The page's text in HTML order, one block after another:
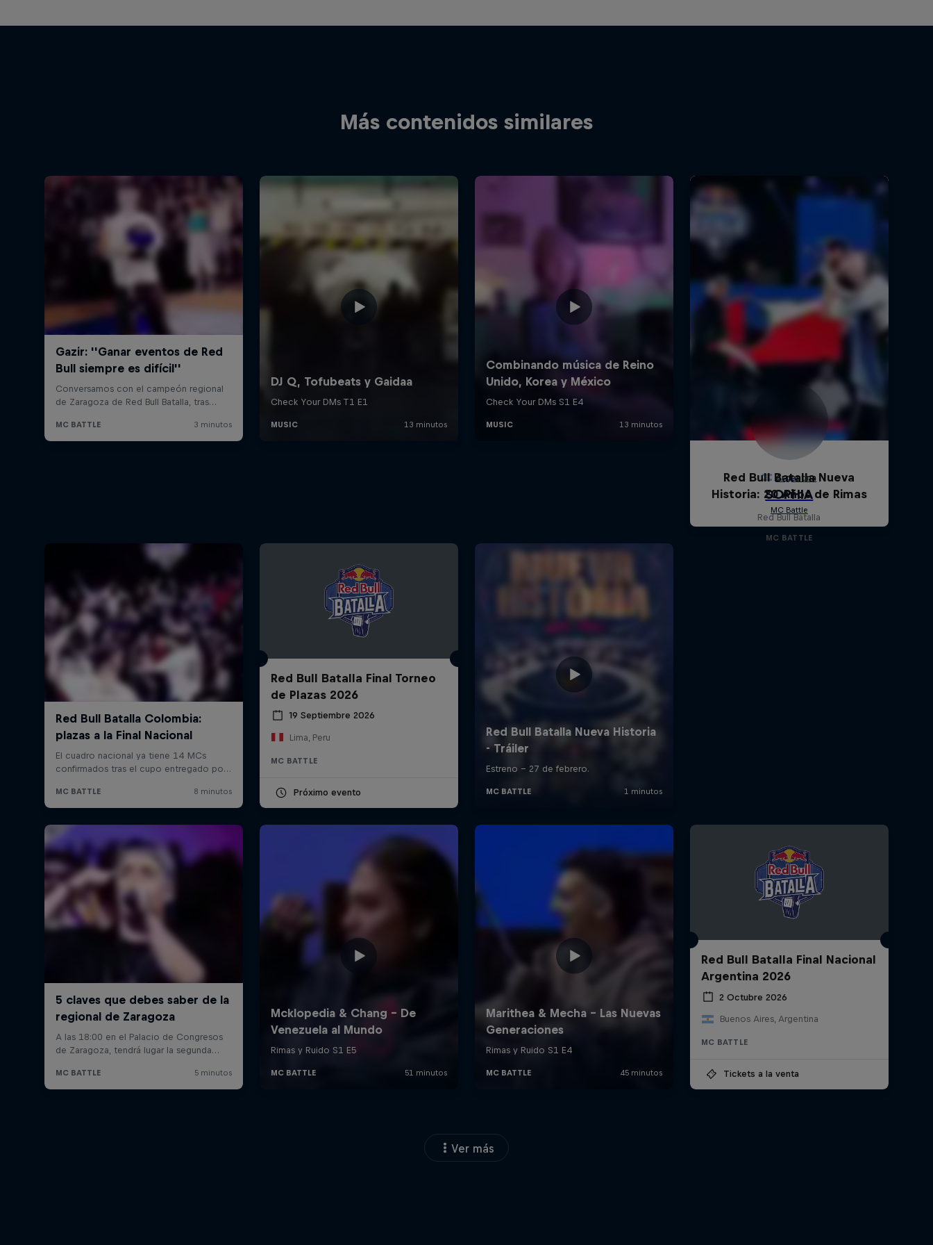
Más contenidos similares
Red Bull Batalla Final Torneo
de Plazas 2026
19 Septiembre 2026
Lima, Peru
MC BATTLE
Próximo evento
Red Bull Batalla Nueva
Historia: 20 Años de Rimas
Red Bull Batalla
MC BATTLE
Red Bull Batalla Final Nacional
Argentina 2026
2 Octubre 2026
Buenos Aires, Argentina
MC BATTLE
Tickets a la venta
Ver más